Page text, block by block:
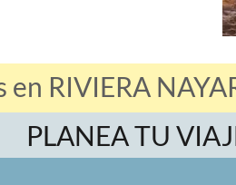
RIVIERA
PLANEA TU